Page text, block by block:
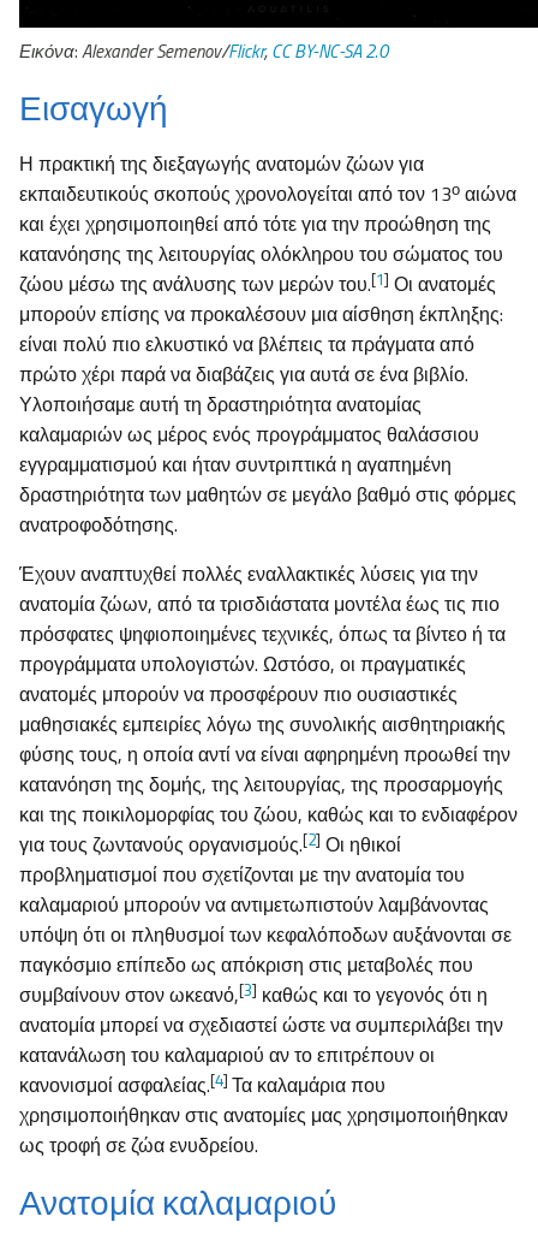
Εικόνα:Alexander Semenov/Flickr,CC BY-NC-SA 2.0
Εισαγωγή
Η πρακτική της διεξαγωγής ανατομών ζώων για
εκπαιδευτικούς σκοπούς χρονολογείται από τον 13ο αιώνα
και έχει χρησιμοποιηθεί από τότε για την προώθηση της
κατανόησης της λειτουργίας ολόκληρου του σώματος του
ζώου μέσω της ανάλυσης των μερών του.[1] Οι ανατομές
μπορούν επίσης να προκαλέσουν μια αίσθηση έκπληξης:
είναι πολύ πιο ελκυστικό να βλέπεις τα πράγματα από
πρώτο χέρι παρά να διαβάζεις για αυτά σε ένα βιβλίο.
Υλοποιήσαμε αυτή τη δραστηριότητα ανατομίας
καλαμαριών ως μέρος ενός προγράμματος θαλάσσιου
εγγραμματισμού και ήταν συντριπτικά η αγαπημένη
δραστηριότητα των μαθητών σε μεγάλο βαθμό στις φόρμες
ανατροφοδότησης.
Έχουν αναπτυχθεί πολλές εναλλακτικές λύσεις για την
ανατομία ζώων, από τα τρισδιάστατα μοντέλα έως τις πιο
πρόσφατες ψηφιοποιημένες τεχνικές, όπως τα βίντεο ή τα
προγράμματα υπολογιστών. Ωστόσο, οι πραγματικές
ανατομές μπορούν να προσφέρουν πιο ουσιαστικές
μαθησιακές εμπειρίες λόγω της συνολικής αισθητηριακής
φύσης τους, η οποία αντί να είναι αφηρημένη προωθεί την
κατανόηση της δομής, της λειτουργίας, της προσαρμογής
και της ποικιλομορφίας του ζώου, καθώς και το ενδιαφέρον
για τους ζωντανούς οργανισμούς.[2] Οι ηθικοί
προβληματισμοί που σχετίζονται με την ανατομία του
καλαμαριού μπορούν να αντιμετωπιστούν λαμβάνοντας
υπόψη ότι οι πληθυσμοί των κεφαλόποδων αυξάνονται σε
παγκόσμιο επίπεδο ως απόκριση στις μεταβολές που
συμβαίνουν στον ωκεανό,[3] καθώς και το γεγονός ότι η
ανατομία μπορεί να σχεδιαστεί ώστε να συμπεριλάβει την
κατανάλωση του καλαμαριού αν το επιτρέπουν οι
κανονισμοί ασφαλείας.[4] Τα καλαμάρια που
χρησιμοποιήθηκαν στις ανατομίες μας χρησιμοποιήθηκαν
ως τροφή σε ζώα ενυδρείου.
Ανατομία καλαμαριού